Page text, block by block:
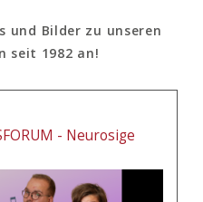
und Bilder zu unseren
seit 1982 an!
- Neurosige